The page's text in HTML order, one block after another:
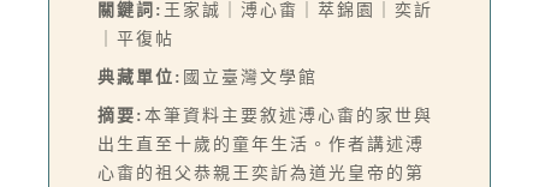
關鍵詞: 王家誠｜溥心畬｜萃錦園｜奕訢
｜平復帖
典藏單位: 國立臺灣文學館
摘要: 本筆資料主要敘述溥心畬的家世與
出生直至十歲的童年生活。作者講述溥
心畬的祖父恭親王奕訢為道光皇帝的第